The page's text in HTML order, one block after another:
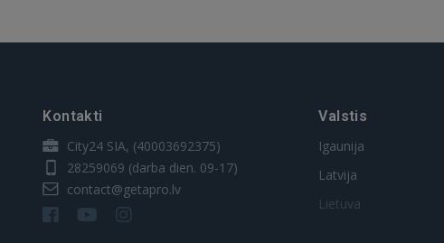
Kontakti
City24 SIA, (40003692375)
28259069 (darba dien. 09-17)
contact@getapro.lv
Valstis
Igaunija
Latvija
Lietuva